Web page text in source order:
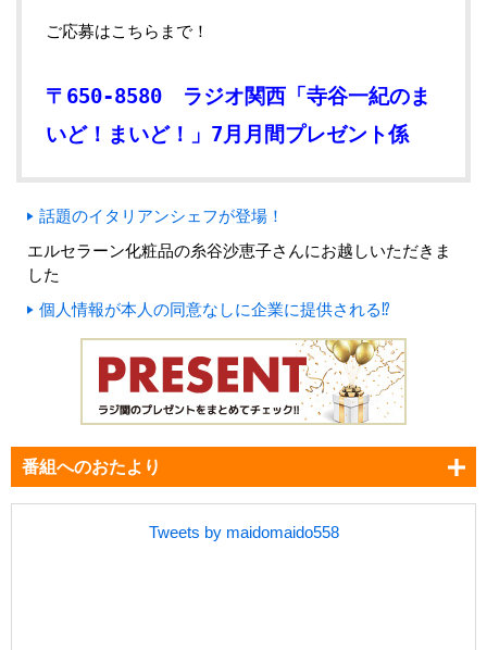
ご応募はこちらまで！
〒650-8580 ラジオ関西「寺谷一紀のま
いど！まいど！」7月月間プレゼント係
話題のイタリアンシェフが登場！
エルセラーン化粧品の糸谷沙恵子さんにお越しいただきま
した
個人情報が本人の同意なしに企業に提供される⁉
番組へのおたより
Tweets by maidomaido558